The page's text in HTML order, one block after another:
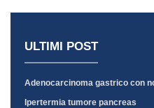
ULTIMI POST
Adenocarcinoma gastrico con
Ipertermia tumore pancreas